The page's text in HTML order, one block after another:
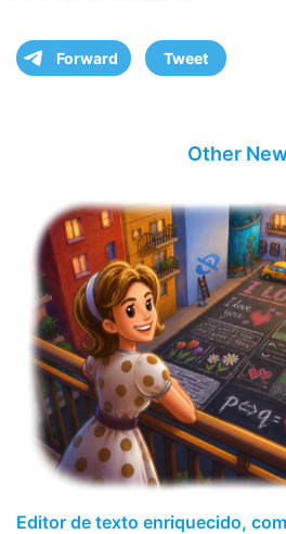
Forward Tweet
Other
Editor de texto enriquecido,